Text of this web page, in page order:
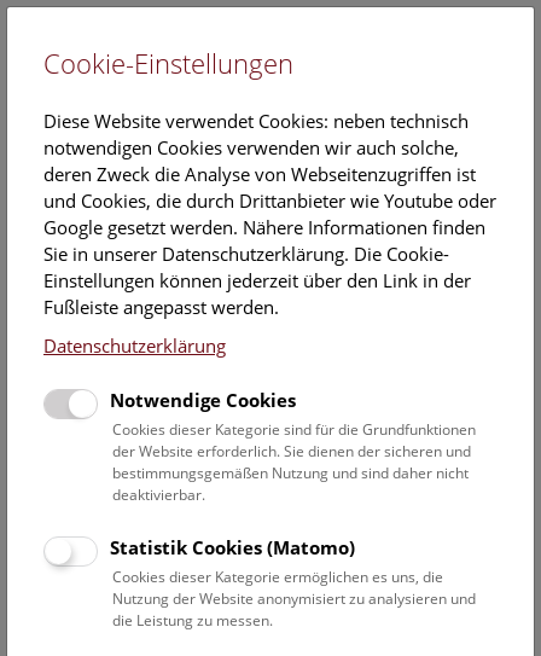
EN
Veranstaltungskalender
Informationen zu Gruppen,- Kindergarten- und
Schulprogrammen finden Siehier
Datumsfilter
16.5.2022
Datum auswählen
Erweiterte Suche
Cookie-Einstellungen
Diese Website verwendet Cookies: neben technisch
notwendigen Cookies verwenden wir auch solche,
deren Zweck die Analyse von Webseitenzugriffen ist
und Cookies, die durch Drittanbieter wie Youtube oder
Google gesetzt werden. Nähere Informationen finden
Sie in unserer Datenschutzerklärung. Die Cookie-
Einstellungen können jederzeit über den Link in der
Fußleiste angepasst werden.
Datenschutzerklärung
Notwendige Cookies
Cookies dieser Kategorie sind für die Grundfunktionen
der Website erforderlich. Sie dienen der sicheren und
bestimmungsgemäßen Nutzung und sind daher nicht
deaktivierbar.
Statistik Cookies (Matomo)
Cookies dieser Kategorie ermöglichen es uns, die
Nutzung der Website anonymisiert zu analysieren und
die Leistung zu messen.